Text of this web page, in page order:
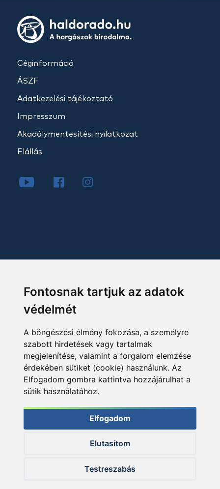
Fontosnak tartjuk az adatok
védelmét
A böngészési élmény fokozása, a személyre
szabott hirdetések vagy tartalmak
megjelenítése, valamint a forgalom elemzése
érdekében sütiket (cookie) használunk. Az
Elfogadom gombra kattintva hozzájárulhat a
sütik használatához.
Elfogadom
Elutasítom
Testreszabás
Céginformáció
ÁSZF
Adatkezelési tájékoztató
Impresszum
Akadálymentesítési nyilatkozat
Elállás